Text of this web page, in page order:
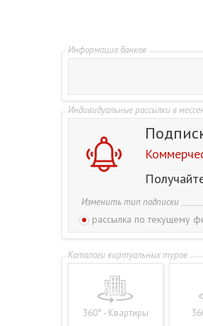
Изменить тип подписки
рассылка по текущему
360° - Квартиры